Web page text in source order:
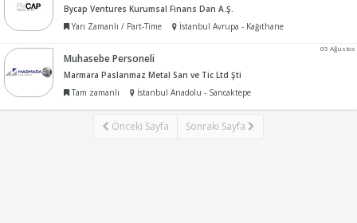
Bycap Ventures Kurumsal Finans Dan A.Ş.
Yarı Zamanlı / Part-Time
İstanbul Avrupa - Kağıthane
05 Ağustos
Muhasebe Personeli
Marmara Paslanmaz Metal San ve Tic Ltd Şti
Tam zamanlı
İstanbul Anadolu - Sancaktepe
Önceki Sayfa Sonraki Sayfa